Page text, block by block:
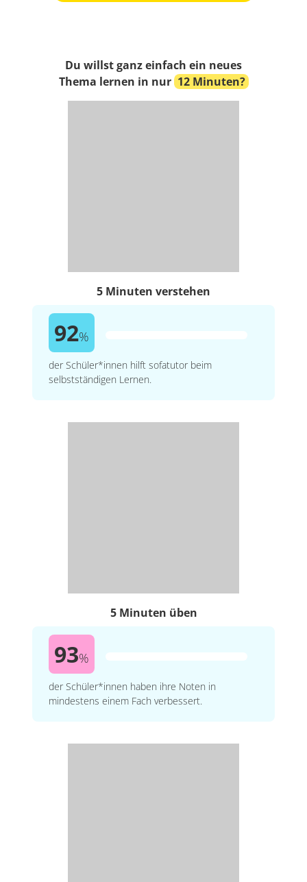
Du willst ganz einfach ein neues
Thema lernen in nur 12 Minuten?
5 Minuten verstehen
92%
der Schüler*innen hilft sofatutor beim
selbstständigen Lernen.
5 Minuten üben
93%
der Schüler*innen haben ihre Noten in
mindestens einem Fach verbessert.